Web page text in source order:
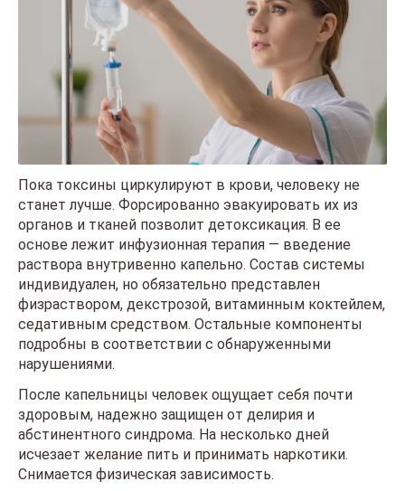
Пока токсины циркулируют в крови, человеку не
станет лучше. Форсированно эвакуировать их из
органов и тканей позволит детоксикация. В ее
основе лежит инфузионная терапия — введение
раствора внутривенно капельно. Состав системы
индивидуален, но обязательно представлен
физраствором, декстрозой, витаминным коктейлем,
седативным средством. Остальные компоненты
подробны в соответствии с обнаруженными
нарушениями.
После капельницы человек ощущает себя почти
здоровым, надежно защищен от делирия и
абстинентного синдрома. На несколько дней
исчезает желание пить и принимать наркотики.
Снимается физическая зависимость.